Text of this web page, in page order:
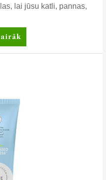
lai jūsu katli, pannas,